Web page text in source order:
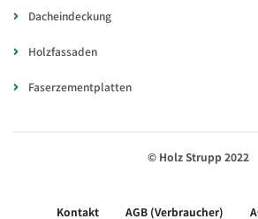
Dacheindeckung
Holzfassaden
Faserzementplatten
© Holz Strupp 2022
Kontakt AGB (Verbraucher)